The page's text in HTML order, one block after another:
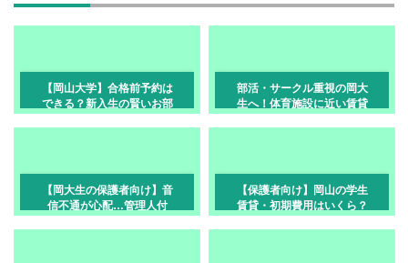
【岡山大学】合格前予約は
できる？新入生の賢いお部
部活・サークル重視の岡大
生へ！体育施設に近い賃貸
【岡大生の保護者向け】音
信不通が心配…管理人付
【保護者向け】岡山の学生
賃貸・初期費用はいくら？